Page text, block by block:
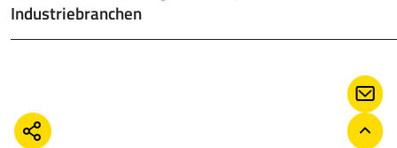
Industriebranchen
TEILEN